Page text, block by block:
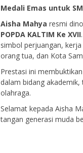
Medali Emas untuk
Aisha Mahya resmi
POPDA KALTIM Ke XVII
simbol perjuangan,
orang tua, dan Kota
Prestasi ini
dalam bidang
olahraga.
Selamat kepada Aisha
tangan generasi muda